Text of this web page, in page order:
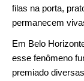
filas na porta,
permanecem
Em Belo
esse fenômeno
premiado